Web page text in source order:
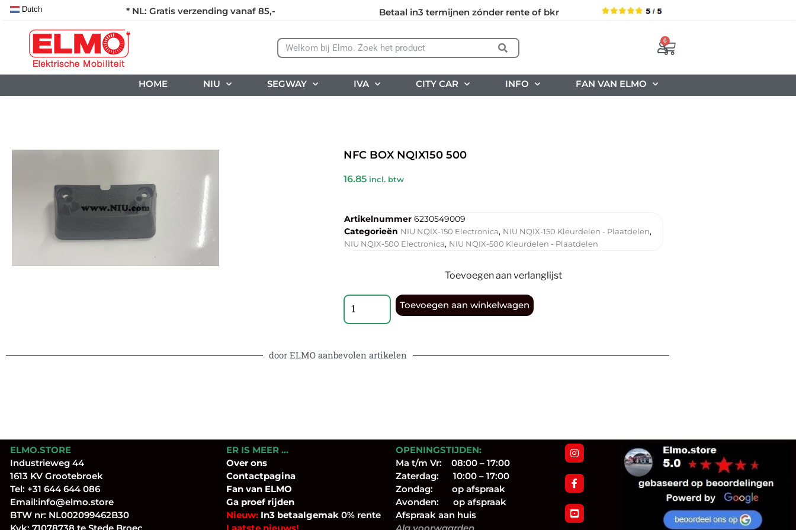
* NL: Gratis verzending vanaf 85,- Betaal in3 termijnen zónder rente of bkr
Dutch
0
HOME NIU SEGWAY IVA CITY CAR INFO FAN VAN ELMO
NFC BOX NQIX150 500
16.85 incl. btw
Artikelnummer 6230549009
Categorieën NIU NQIX-150 Electronica, NIU NQIX-150 Kleurdelen - Plaatdelen,
NIU NQIX-500 Electronica, NIU NQIX-500 Kleurdelen - Plaatdelen
Toevoegen aan verlanglijst
Toevoegen aan winkelwagen
door ELMO aanbevolen artikelen
ELMO.STORE
Industrieweg 44
1613 KV Grootebroek
Tel: +31 644 644 086
Email:info@elmo.store
BTW nr: NL002099462B30
ER IS MEER …
Over ons
Contactpagina
Fanvan ELMO
Ga proef rijden
Nieuw:In3 betaalgemak 0% rente
OPENINGSTIJDEN:
Ma t/m Vr: 08:00 – 17:00
Zaterdag: 10:00 – 17:00
Zondag: op afspraak
Avonden: op afspraak
Afspraak aan huis